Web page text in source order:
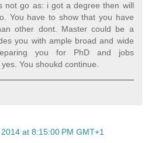
not go as: i got a degree then will
You have to show that you have
other dont. Master could be a
you with ample broad and wide
you for PhD and jobs
You shoukd continue.
at 8:15:00 PM GMT+1